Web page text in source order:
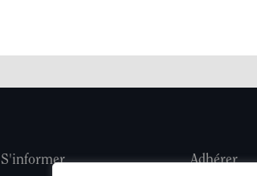
S'informer Adhérer